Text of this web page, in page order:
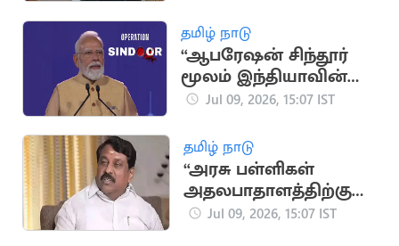
தமிழ் நாடு
“ஆபரேஷன் சிந்தூர்
மூலம் இந்தியாவின்
கட்டமைப்பை உலகம்
மோடி
Jul 09, 2026, 15:07 IST
தமிழ் நாடு
“அரசு பள்ளிகள்
அதலபாதாளத்திற்கு
சென்று
Jul 09, 2026, 15:07 IST